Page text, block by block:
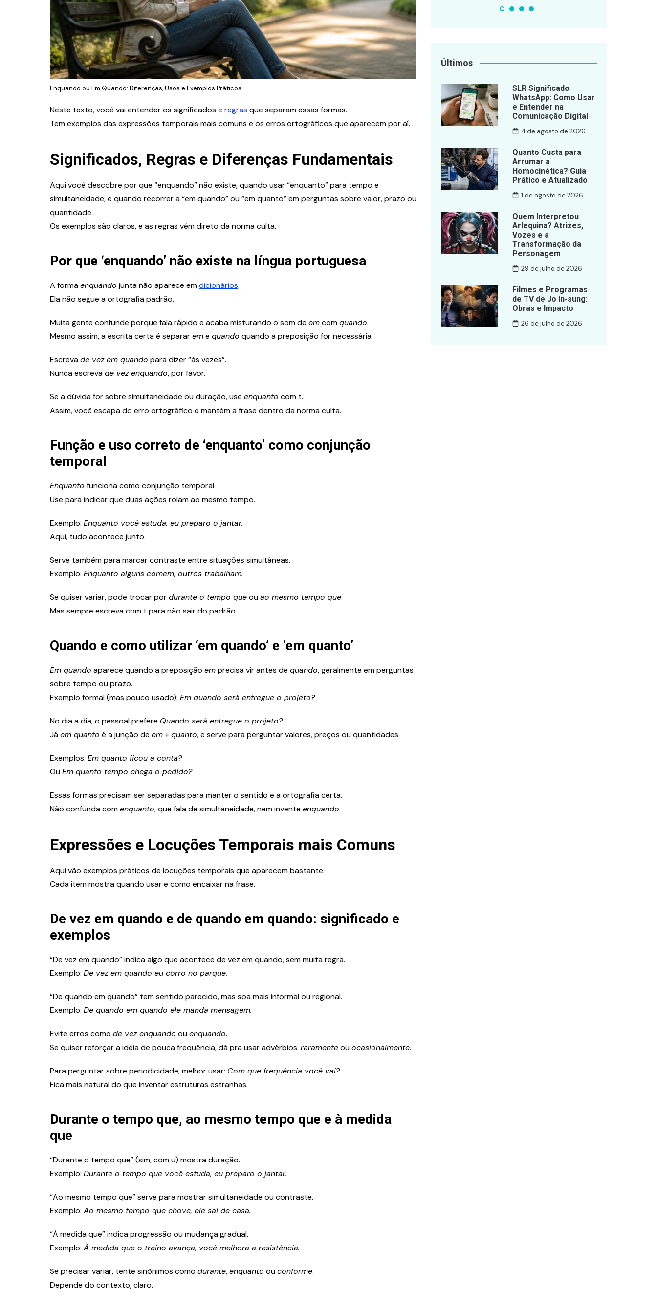
Enquando ou Em Quando: Diferenças, Usos e Exemplos Práticos
Neste texto, você vai entender os significados e regras que separam essas formas.
Tem exemplos das expressões temporais mais comuns e os erros ortográficos que aparecem por aí.
Significados, Regras e Diferenças Fundamentais
Aqui você descobre por que “enquando” não existe, quando usar “enquanto” para tempo e
simultaneidade, e quando recorrer a “em quando” ou “em quanto” em perguntas sobre valor, prazo ou
quantidade.
Os exemplos são claros, e as regras vêm direto da norma culta.
Por que ‘enquando’ não existe na língua portuguesa
A formaenquando junta não aparece emdicionários.
Ela não segue a ortografia padrão.
Muita gente confunde porque fala rápido e acaba misturando o som de emcomquando.
Mesmo assim, a escrita certa é separareme quando quando a preposição for necessária.
Escrevade vez em quando para dizer “às vezes”.
Nunca escrevade vez enquando, por favor.
Se a dúvida for sobre simultaneidade ou duração, use enquanto com t.
Assim, você escapa do erro ortográfico e mantém a frase dentro da norma culta.
Função e uso correto de ‘enquanto’ como conjunção
temporal
Enquanto funciona como conjunção temporal.
Use para indicar que duas ações rolam ao mesmo tempo.
Exemplo: Enquanto você estuda, eu preparo o jantar.
Aqui, tudo acontece junto.
Serve também para marcar contraste entre situações simultâneas.
Exemplo: Enquanto alguns comem, outros trabalham.
Se quiser variar, pode trocar pordurante o tempo queouao mesmo tempo que.
Mas sempre escreva com t para não sair do padrão.
Quando e como utilizar ‘em quando’ e ‘em quanto’
Em quando aparece quando a preposição emprecisa vir antes de quando, geralmente em perguntas
sobre tempo ou prazo.
Exemplo formal (mas pouco usado): Em quando será entregue o projeto?
No dia a dia, o pessoal prefere Quando será entregue o projeto?
Jáem quanto é a junção de em+quanto, e serve para perguntar valores, preços ou quantidades.
Exemplos: Em quanto ficou a conta?
OuEm quanto tempo chega o pedido?
Essas formas precisam ser separadas para manter o sentido e a ortografia certa.
Não confunda comenquanto, que fala de simultaneidade, nem invente enquando.
Expressões e Locuções Temporais mais Comuns
Aqui vão exemplos práticos de locuções temporais que aparecem bastante.
Cada item mostra quando usar e como encaixar na frase.
De vez em quando e de quando em quando: significado e
exemplos
“De vez em quando” indica algo que acontece de vez em quando, sem muita regra.
Exemplo: De vez em quando eu corro no parque.
“De quando em quando” tem sentido parecido, mas soa mais informal ou regional.
Exemplo: De quando em quando ele manda mensagem.
Evite erros como de vez enquando ouenquando.
Se quiser reforçar a ideia de pouca frequência, dá pra usar advérbios: raramenteouocasionalmente.
Para perguntar sobre periodicidade, melhor usar: Com que frequência você vai?
Fica mais natural do que inventar estruturas estranhas.
Durante o tempo que, ao mesmo tempo que e à medida
que
“Durante o tempo que” (sim, com u) mostra duração.
Exemplo: Durante o tempo que você estuda, eu preparo o jantar.
“Ao mesmo tempo que” serve para mostrar simultaneidade ou contraste.
Exemplo: Ao mesmo tempo que chove, ele sai de casa.
“À medida que” indica progressão ou mudança gradual.
Exemplo: À medida que o treino avança, você melhora a resistência.
Se precisar variar, tente sinônimos como durante,enquanto ouconforme.
Depende do contexto, claro.
Últimos
SLR Significado
WhatsApp: Como Usar
e Entender na
Comunicação Digital
4 de agosto de 2026
Quanto Custa para
Arrumar a
Homocinética? Guia
Prático e Atualizado
1 de agosto de 2026
Quem Interpretou
Arlequina? Atrizes,
Vozes e a
Transformação da
Personagem
29 de julho de 2026
Filmes e Programas
de TV de Jo In-sung:
Obras e Impacto
26 de julho de 2026